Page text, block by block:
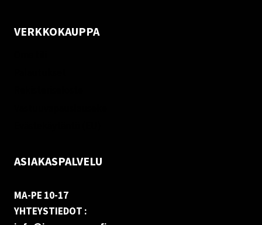
VERKKOKAUPPA
ASIAKASPALVELU
MA-PE 10-17
YHTEYSTIEDOT :